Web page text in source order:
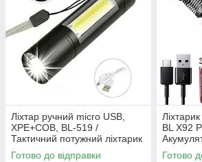
Ліхтар ручний micro USB,
XPE+COB, ВL-519 /
Тактичний потужний ліхтарик
Готово до відправки
BL X92
/Готово